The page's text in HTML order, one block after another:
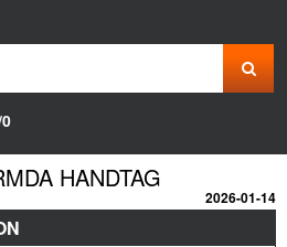
HANDTAG
2026-01-14